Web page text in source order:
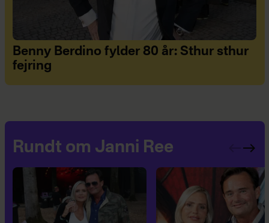
Benny Berdino fylder 80 år: Sthur sthur
fejring
Rundt om Janni Ree